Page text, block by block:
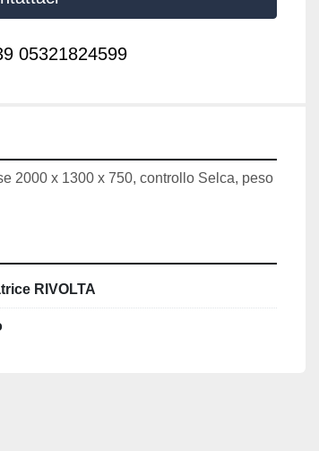
05321824599
2000 x 1300 x 750, controllo Selca, peso
RIVOLTA